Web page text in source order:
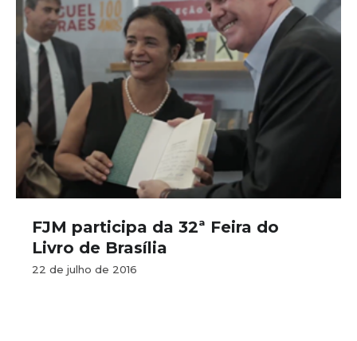
FJM participa da 32ª Feira do
Livro de Brasília
22 de julho de 2016